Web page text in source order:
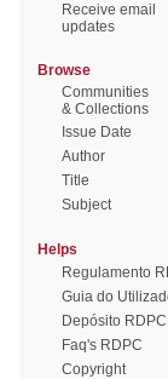
Receive email
updates
Browse
Communities
& Collections
Issue Date
Author
Title
Subject
Helps
Regulamento
Guia do
Depósito RDPC
Faq's RDPC
Copyright